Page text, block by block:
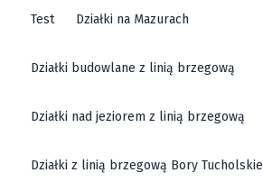
Test Działki na Mazurach
Działki budowlane z linią brzegową
Działki nad jeziorem z linią brzegową
Działki z linią brzegową Bory Tucholskie